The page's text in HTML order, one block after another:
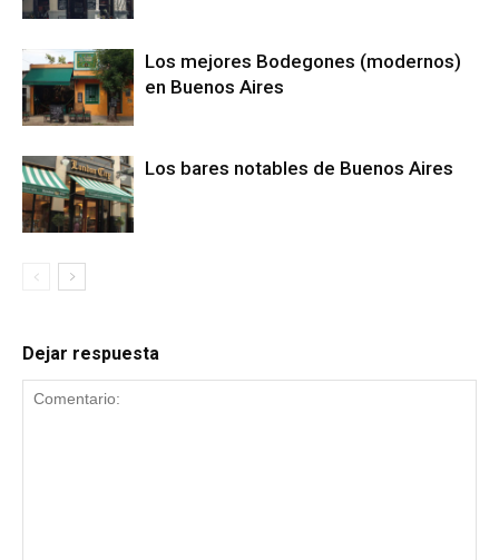
Los mejores Bodegones (modernos)
en Buenos Aires
Los bares notables de Buenos Aires
Dejar respuesta